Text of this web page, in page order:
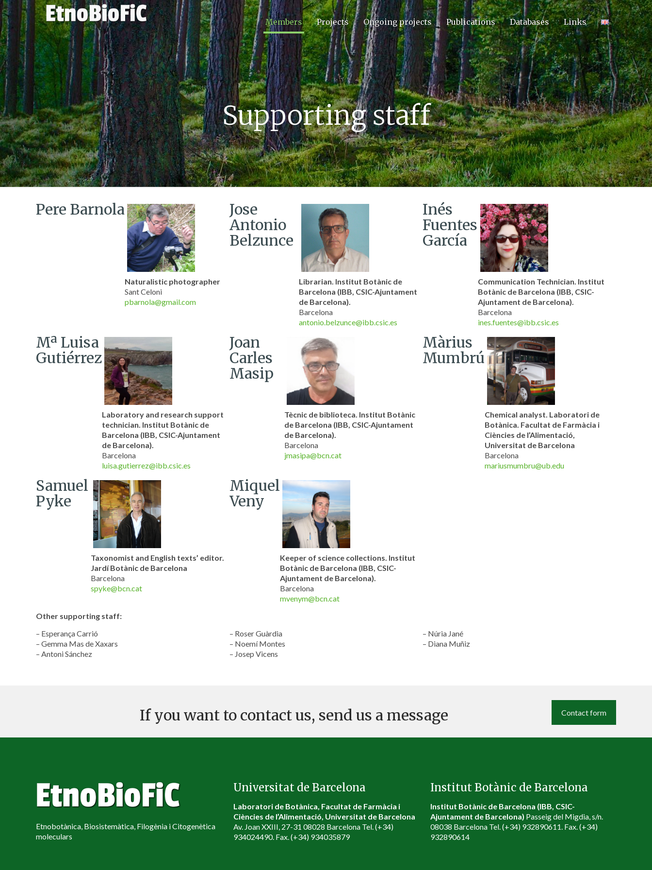
Members Projects Ongoing projects Publications Databases Links
Supporting staff
Pere Barnola
Naturalistic photographer
Sant Celoni
pbarnola@gmail.com
Jose
Antonio
Belzunce
Librarian. Institut Botànic de
Barcelona (IBB, CSIC-Ajuntament
de Barcelona).
Barcelona
antonio.belzunce@ibb.csic.es
Inés
Fuentes
García
Communication Technician. Institut
Botànic de Barcelona (IBB, CSIC-
Ajuntament de Barcelona).
Barcelona
ines.fuentes@ibb.csic.es
Mª Luisa
Gutiérrez
Laboratory and research support
technician. Institut Botànic de
Barcelona (IBB, CSIC-Ajuntament
de Barcelona).
Barcelona
luisa.gutierrez@ibb.csic.es
Joan
Carles
Masip
Tècnic de biblioteca. Institut Botànic
de Barcelona (IBB, CSIC-Ajuntament
de Barcelona).
Barcelona
jmasipa@bcn.cat
Màrius
Mumbrú
Chemical analyst. Laboratori de
Botànica. Facultat de Farmàcia i
Ciències de l’Alimentació,
Universitat de Barcelona
Barcelona
mariusmumbru@ub.edu
Samuel
Pyke
Taxonomist and English texts’ editor.
Jardí Botànic de Barcelona
Barcelona
spyke@bcn.cat
Miquel
Veny
Keeper of science collections. Institut
Botànic de Barcelona (IBB, CSIC-
Ajuntament de Barcelona).
Barcelona
mvenym@bcn.cat
Other supporting staff:
– Esperança Carrió
– Gemma Mas de Xaxars
– Antoni Sánchez
– Roser Guàrdia
– Noemí Montes
– Josep Vicens
– Núria Jané
– Diana Muñiz
Contact form
If you want to contact us, send us a message
Etnobotànica, Biosistemàtica, Filogènia i Citogenètica
moleculars
Universitat de Barcelona
Laboratori de Botànica, Facultat de Farmàcia i
Ciències de l’Alimentació, Universitat de Barcelona
Av. Joan XXIII, 27-31 08028 Barcelona Tel. (+34)
934024490. Fax. (+34) 934035879
Institut Botànic de Barcelona
Institut Botànic de Barcelona (IBB, CSIC-
Ajuntament de Barcelona) Passeig del Migdia, s/n.
08038 Barcelona Tel. (+34) 932890611. Fax. (+34)
932890614